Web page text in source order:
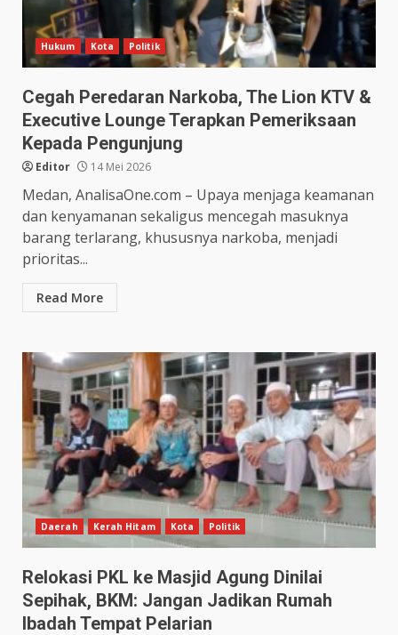
Hukum Kota Politik
Cegah Peredaran Narkoba, The Lion KTV &
Executive Lounge Terapkan Pemeriksaan
Kepada Pengunjung
Editor 14 Mei 2026
Medan, AnalisaOne.com – Upaya menjaga keamanan
dan kenyamanan sekaligus mencegah masuknya
barang terlarang, khususnya narkoba, menjadi
prioritas...
Read More
Daerah Kerah Hitam Kota Politik
Relokasi PKL ke Masjid Agung Dinilai
Sepihak, BKM: Jangan Jadikan Rumah
Ibadah Tempat Pelarian